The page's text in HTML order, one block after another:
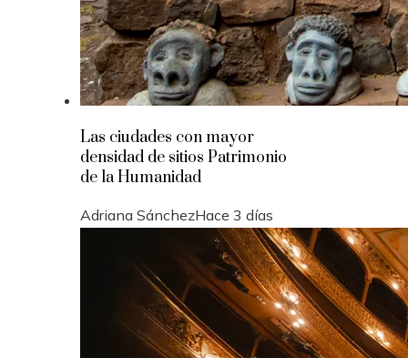
Las ciudades con mayor
densidad de sitios Patrimonio
de la Humanidad
Adriana SánchezHace 3 días